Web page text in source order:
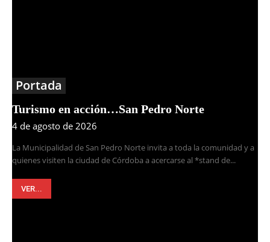
Portada
Turismo en acción…San Pedro Norte
4 de agosto de 2026
La Municipalidad de San Pedro Norte invita a toda la comunidad y a
quienes visiten la ciudad de Córdoba a acercarse al *stand de...
VER...